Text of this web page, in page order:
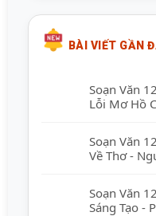
BÀI VIẾT GẦN
Soạn Văn
Lỗi Mơ Hồ
Soạn Văn
Về Thơ -
Soạn Văn
Sáng Tạo -